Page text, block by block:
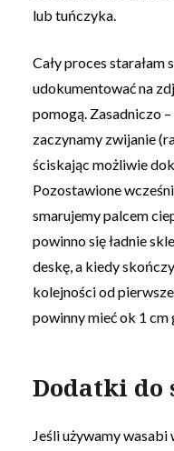
lub tuńczyka.
Cały proces starałam
udokumentować na
pomogą. Zasadniczo
zaczynamy zwijanie
ściskając możliwie
Pozostawione
smarujemy palcem
powinno się ładnie
deskę, a kiedy
kolejności od
powinny mieć ok 1 cm
Dodatki do
Jeśli używamy wasabi